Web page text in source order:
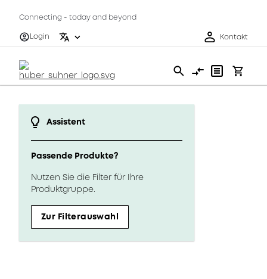
Connecting - today and beyond
Login
Kontakt
Assistent
Passende Produkte?
Nutzen Sie die Filter für Ihre
Produktgruppe.
Zur Filterauswahl